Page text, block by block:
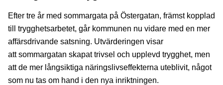
Efter tre år med sommargata på Östergatan, främst kopplad
till trygghetsarbetet, går kommunen nu vidare med en mer
affärsdrivande satsning. Utvärderingen visar
att sommargatan skapat trivsel och upplevd trygghet, men
att de mer långsiktiga näringslivseffekterna uteblivit, något
som nu tas om hand i den nya inriktningen.